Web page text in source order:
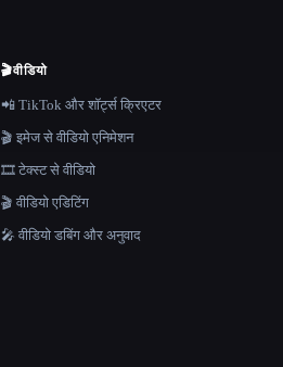
🎬वीडियो
📲 TikTok और शॉर्ट्स क्रिएटर
🎬 इमेज से वीडियो एनिमेशन
🎞️ टेक्स्ट से वीडियो
🎬 वीडियो एडिटिंग
🎤 वीडियो डबिंग और अनुवाद